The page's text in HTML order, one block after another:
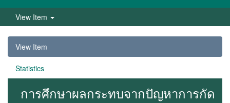
View Item
View Item
Statistics
การศึกษาผลกระทบจากปัญหาการกัด